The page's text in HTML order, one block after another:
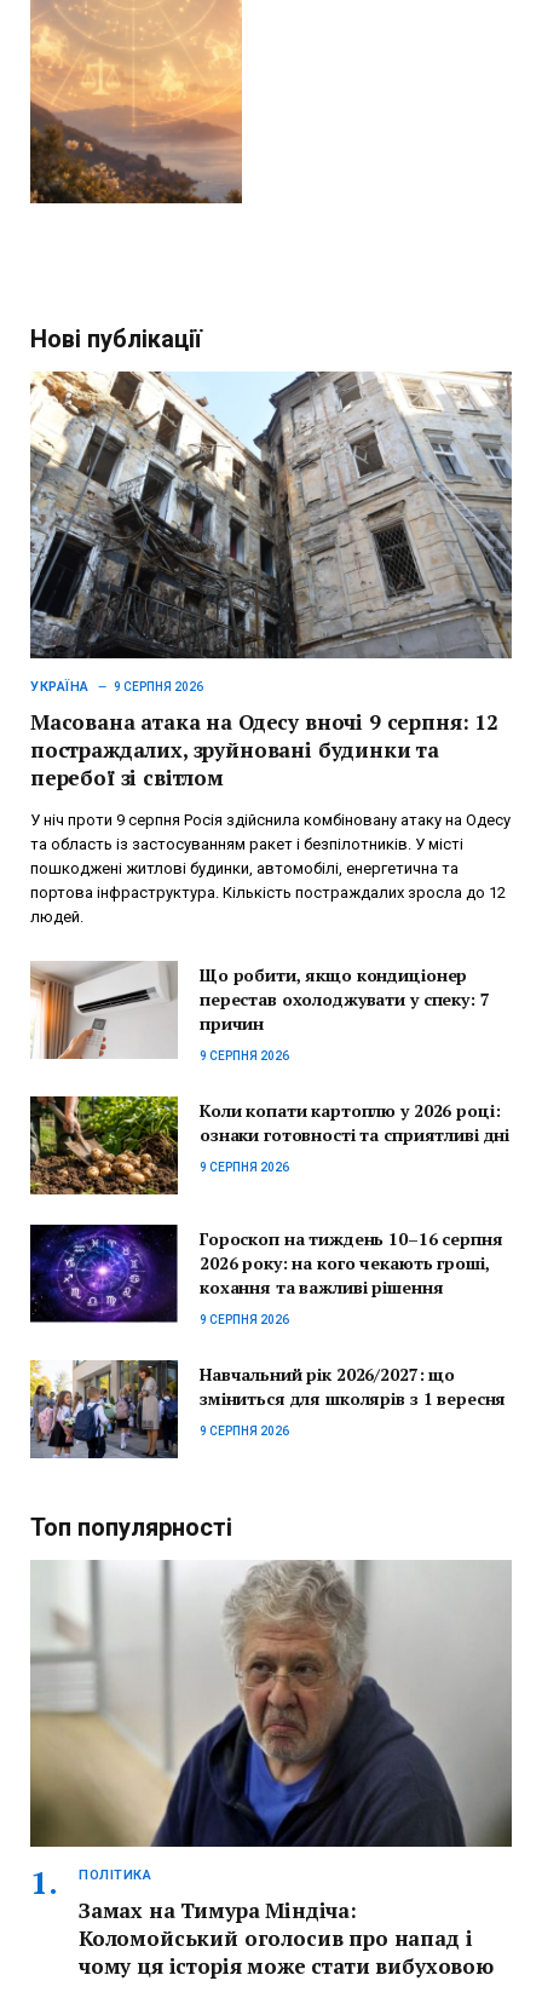
Нові публікації
УКРАЇНА 9 СЕРПНЯ 2026
Масована атака на Одесу вночі 9 серпня: 12
постраждалих, зруйновані будинки та
перебої зі світлом
У ніч проти 9 серпня Росія здійснила комбіновану атаку на Одесу
та область із застосуванням ракет і безпілотників. У місті
пошкоджені житлові будинки, автомобілі, енергетична та
портова інфраструктура. Кількість постраждалих зросла до 12
людей.
Що робити, якщо кондиціонер
перестав охолоджувати у спеку: 7
причин
9 СЕРПНЯ 2026
Коли копати картоплю у 2026 році:
ознаки готовності та сприятливі дні
9 СЕРПНЯ 2026
Гороскоп на тиждень 10–16 серпня
2026 року: на кого чекають гроші,
кохання та важливі рішення
9 СЕРПНЯ 2026
Навчальний рік 2026/2027: що
зміниться для школярів з 1 вересня
9 СЕРПНЯ 2026
Топ популярності
ПОЛІТИКА
Замах на Тимура Міндіча:
Коломойський оголосив про напад і
чому ця історія може стати вибуховою